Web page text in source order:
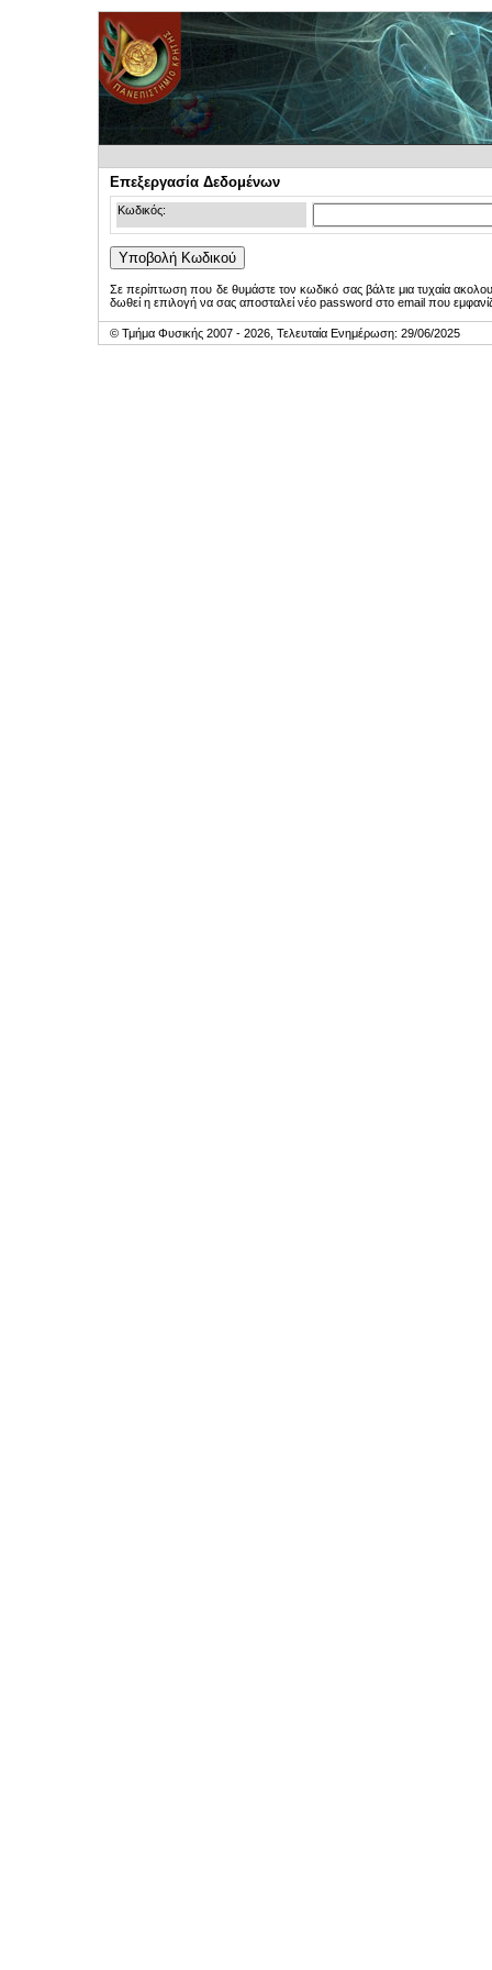
Επεξεργασία Δεδομένων
Κωδικός:
Σε περίπτωση που δε θυμάστε τον κωδικό σας βάλτε μια τυχαία
δωθεί η επιλογή να σας αποσταλεί νέο password στο email που
© Τμήμα Φυσικής 2007 - 2026, Τελευταία Ενημέρωση: 29/06/2025